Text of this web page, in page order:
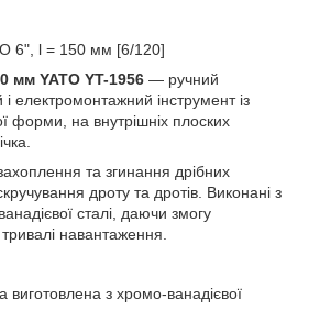
6", l = 150 мм [6/120]
мм YATO YT-1956 — ручний
електромонтажний інструмент із
форми, на внутрішніх плоских
та згинання дрібних
дроту та дротів. Виконані з
сталі, даючи змогу
навантаження.
виготовлена з хромо-ванадієвої